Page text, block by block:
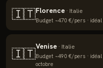
🇮🇹Florence · Italie
Budget ~470 €/pers · idéal
🇮🇹Venise · Italie
Budget ~490 €/pers · idéal
octobre